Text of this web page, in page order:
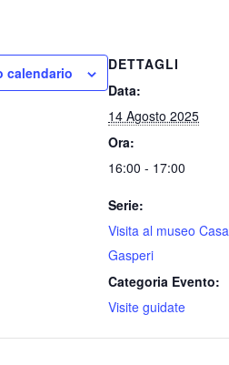
calendario
DETTAGLI
Data:
14 Agosto 2025
Ora:
16:00 - 17:00
Serie:
Visita al museo
Gasperi
Categoria Evento:
Visite guidate